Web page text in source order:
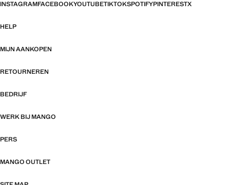
INSTAGRAMFACEBOOKYOUTUBETIKTOKSPOTIFYPINTERESTX
HELP
MIJN AANKOPEN
RETOURNEREN
BEDRIJF
WERK BIJ MANGO
PERS
MANGO OUTLET